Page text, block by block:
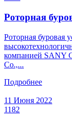
Роторная
Роторная буровая
компанией SANY
Co.,...
Подробнее
11 Июня 2022
1182